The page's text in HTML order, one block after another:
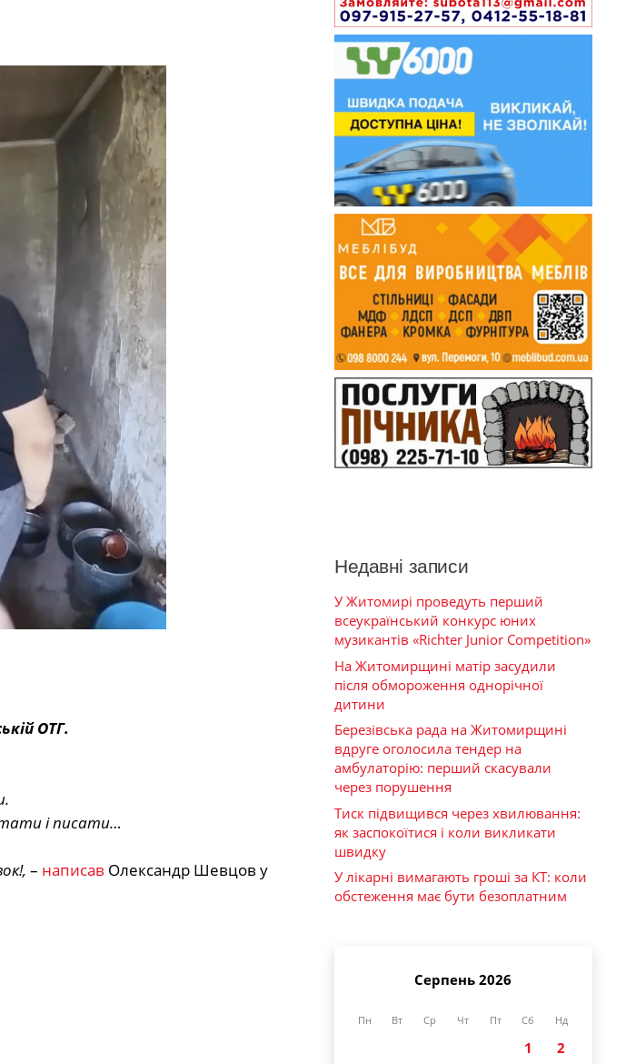
ОТГ.
і писати…
– написав Олександр Шевцов у
Недавні записи
У Житомирі проведуть перший
всеукраїнський конкурс юних
музикантів «Richter Junior Competition»
На Житомирщині матір засудили
після обмороження однорічної
дитини
Березівська рада на Житомирщині
вдруге оголосила тендер на
амбулаторію: перший скасували
через порушення
Тиск підвищився через хвилювання:
як заспокоїтися і коли викликати
швидку
У лікарні вимагають гроші за КТ: коли
обстеження має бути безоплатним
Серпень 2026
Пн Вт Ср Чт Пт Сб Нд
1
2